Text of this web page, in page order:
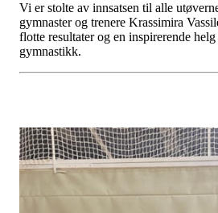
Vi er stolte av innsatsen til alle
gymnaster og trenere Krassimira
flotte resultater og en inspirerende
gymnastikk.